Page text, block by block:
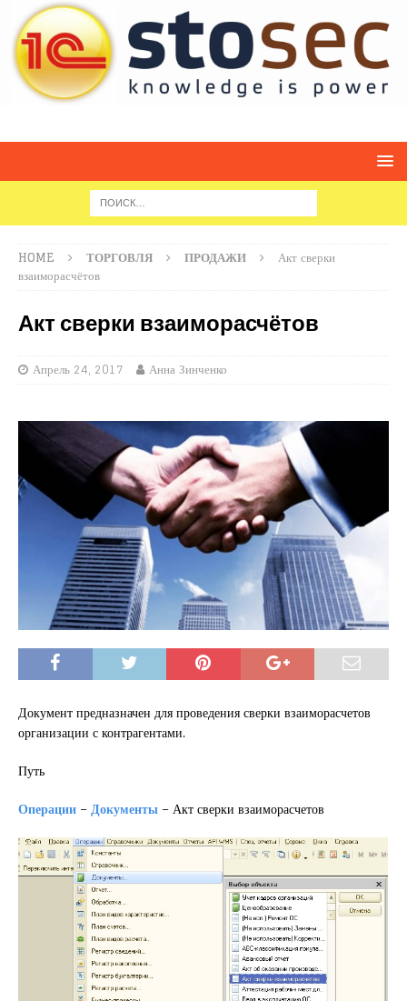
HOME ТОРГОВЛЯ ПРОДАЖИ
Акт сверки
взаиморасчётов
Акт сверки взаиморасчётов
Апрель 24, 2017 Анна Зинченко
Документ предназначен для проведения сверки взаиморасчетов
организации с контрагентами.
Путь
Операции –Документы – Акт сверки взаиморасчетов